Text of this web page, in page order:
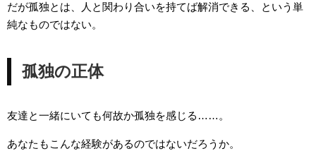
だが孤独とは、人と関わり合いを持てば解消できる、という単
純なものではない。
孤独の正体
友達と一緒にいても何故か孤独を感じる……。
あなたもこんな経験があるのではないだろうか。